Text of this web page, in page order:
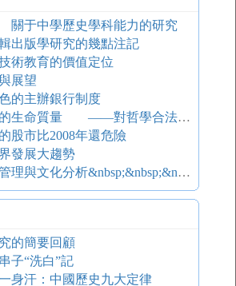
關于中學歷史學科能力的研究
出版學研究的幾點注記
術教育的價值定位
展望
的主辦銀行制度
從總體上提升人的生命質量 ——對哲學合法性的理論辯護
股市比2008年還危險
發展大趨勢
教育政策、教育管理與文化分析&nbsp;&nbsp;&nbsp;&nbsp;——社會學傳統的重要性
的簡要回顧
子“洗白”記
身汗：中國歷史九大定律